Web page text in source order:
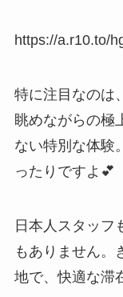
https://a.r10.to/
特に注目なのは
眺めながらの極
ない特別な体験
ったりですよ💕
日本人スタッフ
もありません。
地で、快適な滞